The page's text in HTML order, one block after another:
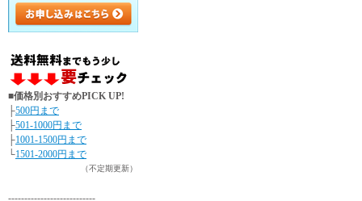
■価格別おすすめPICK UP!
├500円まで
├501-1000円まで
├1001-1500円まで
└1501-2000円まで
（不定期更新）
---------------------------